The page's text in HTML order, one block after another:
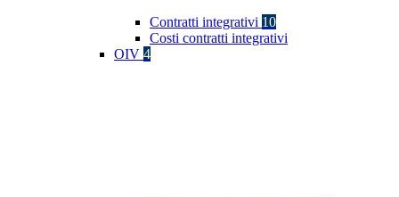
Contratti integrativi 10
Costi contratti integrativi
OIV 4